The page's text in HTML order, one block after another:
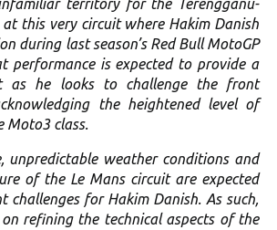
territory for the Terengganu-
this very circuit where Hakim Danish
during last season’s Red Bull MotoGP
performance is expected to provide a
as he looks to challenge the front
the heightened level of
Moto3 class.
unpredictable weather conditions and
of the Le Mans circuit are expected
challenges for Hakim Danish. As such,
refining the technical aspects of the